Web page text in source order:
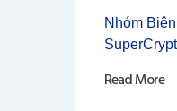
Nhóm
Read More